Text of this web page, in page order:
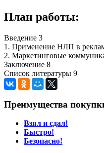
План работы:
Введение 3
1. Применение НЛП в
2. Маркетинговые
Заключение 8
Список литературы 9
Преимущества
Взял и сдал!
Быстро!
Безопасно!